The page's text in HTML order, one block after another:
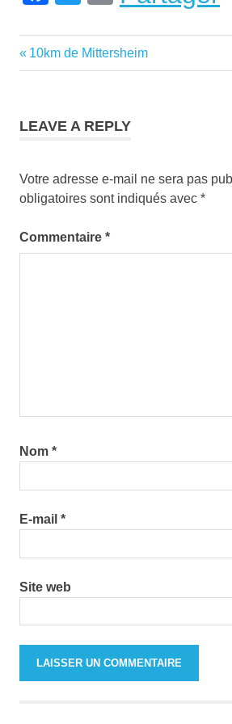
Navigation
l’article
Previous
Post:
10km de Mittersheim
LEAVE A REPLY
Votre adresse e-mail ne sera pas
obligatoires sont indiqués avec *
Commentaire *
Nom *
E-mail *
Site web